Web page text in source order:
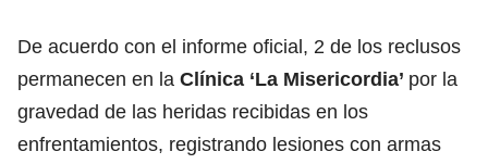
De acuerdo con el informe oficial, 2 de los reclusos
permanecen en la Clínica ‘La Misericordia’ por la
gravedad de las heridas recibidas en los
enfrentamientos, registrando lesiones con armas